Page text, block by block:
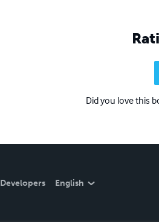
Did you love this
Developers English